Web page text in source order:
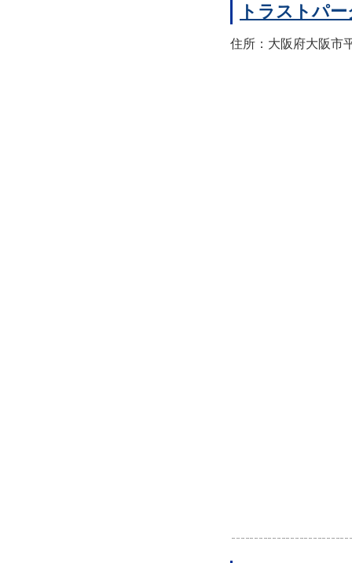
トラストパ
住所：大阪府大阪市